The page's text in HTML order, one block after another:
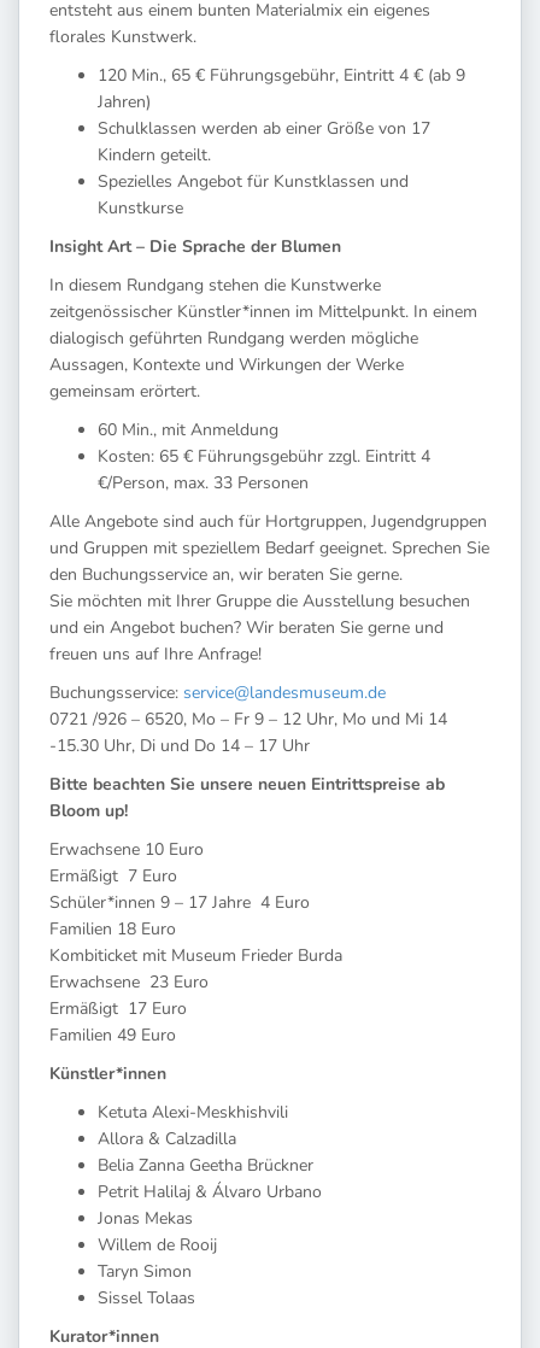
entsteht aus einem bunten Materialmix ein eigenes
florales Kunstwerk.
120 Min., 65 € Führungsgebühr, Eintritt 4 € (ab 9
Jahren)
Schulklassen werden ab einer Größe von 17
Kindern geteilt.
Spezielles Angebot für Kunstklassen und
Kunstkurse
Insight Art – Die Sprache der Blumen
In diesem Rundgang stehen die Kunstwerke
zeitgenössischer Künstler*innen im Mittelpunkt. In einem
dialogisch geführten Rundgang werden mögliche
Aussagen, Kontexte und Wirkungen der Werke
gemeinsam erörtert.
60 Min., mit Anmeldung
Kosten: 65 € Führungsgebühr zzgl. Eintritt 4
€/Person, max. 33 Personen
Alle Angebote sind auch für Hortgruppen, Jugendgruppen
und Gruppen mit speziellem Bedarf geeignet. Sprechen Sie
den Buchungsservice an, wir beraten Sie gerne.
Sie möchten mit Ihrer Gruppe die Ausstellung besuchen
und ein Angebot buchen? Wir beraten Sie gerne und
freuen uns auf Ihre Anfrage!
Buchungsservice: service@landesmuseum.de
0721 /926 – 6520, Mo – Fr 9 – 12 Uhr, Mo und Mi 14
-15.30 Uhr, Di und Do 14 – 17 Uhr
Bitte beachten Sie unsere neuen Eintrittspreise ab
Bloom up!
Erwachsene 10 Euro
Ermäßigt 7 Euro
Schüler*innen 9 – 17 Jahre 4 Euro
Familien 18 Euro
Kombiticket mit Museum Frieder Burda
Erwachsene 23 Euro
Ermäßigt 17 Euro
Familien 49 Euro
Künstler*innen
Ketuta Alexi-Meskhishvili
Allora & Calzadilla
Belia Zanna Geetha Brückner
Petrit Halilaj & Álvaro Urbano
Jonas Mekas
Willem de Rooij
Taryn Simon
Sissel Tolaas
Kurator*innen